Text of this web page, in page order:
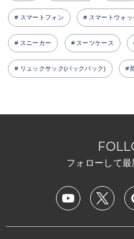
スマートフォン スマートウォッ
スニーカー スーツケース
リュックサック(バックパック)
フォローして